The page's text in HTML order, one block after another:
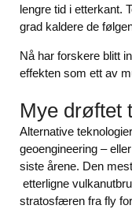
lengre tid i etterkant.
grad kaldere de
Nå har forskere blitt
effekten som ett av
Mye drøftet
Alternative
geoengineering –
siste årene. Den
etterligne
stratosfæren fra fly